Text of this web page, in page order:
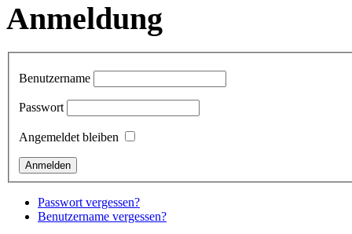
Anmeldung
Benutzername
Passwort
Angemeldet bleiben
Passwort vergessen?
Benutzername vergessen?